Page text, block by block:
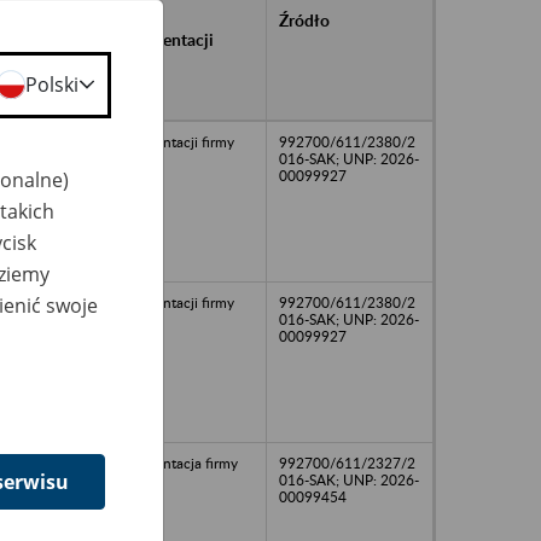
w
dokumentacji
Źródło
dokumentacji firmy
992700/611/2380/2
016-SAK; UNP: 2026-
00099927
dokumentacji firmy
992700/611/2380/2
016-SAK; UNP: 2026-
00099927
dokumentacja firmy
992700/611/2327/2
016-SAK; UNP: 2026-
00099454
Polski
swoje